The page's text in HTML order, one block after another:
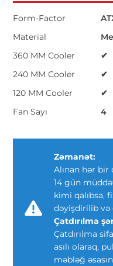
Form-Factor
Material
360 MM Cooler
✔
240 MM Cooler
✔
120 MM Cooler
✔
Fan Sayı
4
Zəmanət:
Alınan hər
14 gün
kimi qalıbsa,
dəyişdirilib və
Çatdırılma
Çatdırılma
asılı olaraq,
məbləğ